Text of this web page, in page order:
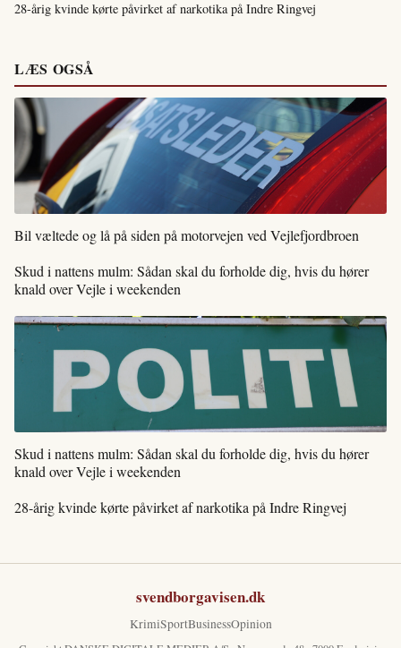
28-årig kvinde kørte påvirket af narkotika på Indre Ringvej
LÆS OGSÅ
Bil væltede og lå på siden på motorvejen ved Vejlefjordbroen
Skud i nattens mulm: Sådan skal du forholde dig, hvis du hører
knald over Vejle i weekenden
Skud i nattens mulm: Sådan skal du forholde dig, hvis du hører
knald over Vejle i weekenden
28-årig kvinde kørte påvirket af narkotika på Indre Ringvej
svendborgavisen.dk
KrimiSportBusinessOpinion